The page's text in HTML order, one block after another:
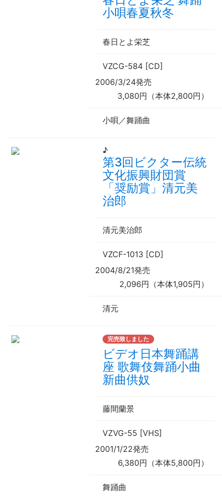
小唄春夏秋冬
春日とよ栄芝
VZCG-584 [CD]
2006/3/24発売
3,080円（本体2,800円）
小唄／舞踊曲
♪
第3回ビクター伝統
文化振興財団賞
「奨励賞」清元美
治郎
清元美治郎
VZCF-1013 [CD]
2004/8/21発売
2,096円（本体1,905円）
清元
完売致しました
ビデオ日本舞踊講
座 歌舞伎舞踊小曲
新曲供奴
藤間蘭景
VZVG-55 [VHS]
2001/1/22発売
6,380円（本体5,800円）
舞踊曲